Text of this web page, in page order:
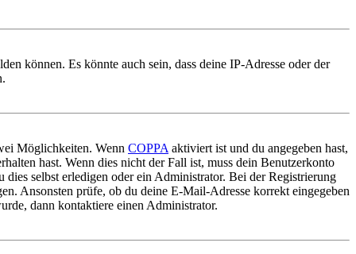
können. Es könnte auch sein, dass deine IP-Adresse oder der
Möglichkeiten. Wenn COPPA aktiviert ist und du angegeben hast,
hast. Wenn dies nicht der Fall ist, muss dein Benutzerkonto
selbst erledigen oder ein Administrator. Bei der Registrierung
Ansonsten prüfe, ob du deine E-Mail-Adresse korrekt eingegeben
dann kontaktiere einen Administrator.